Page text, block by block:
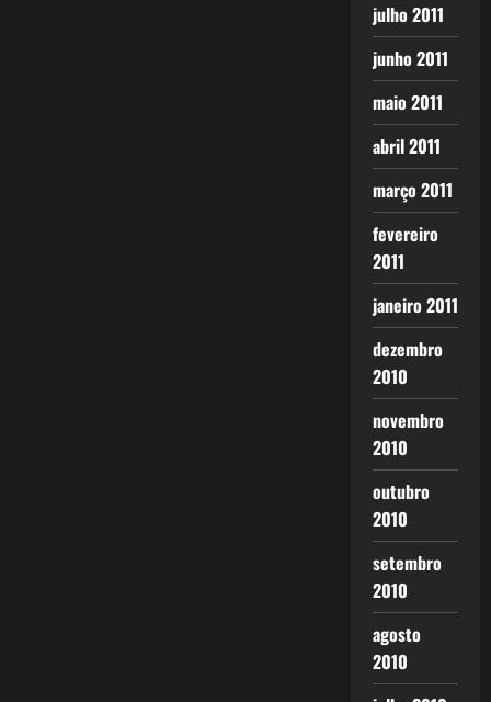
julho 2011
junho 2011
maio 2011
abril 2011
março 2011
fevereiro
2011
janeiro 2011
dezembro
2010
novembro
2010
outubro
2010
setembro
2010
agosto
2010